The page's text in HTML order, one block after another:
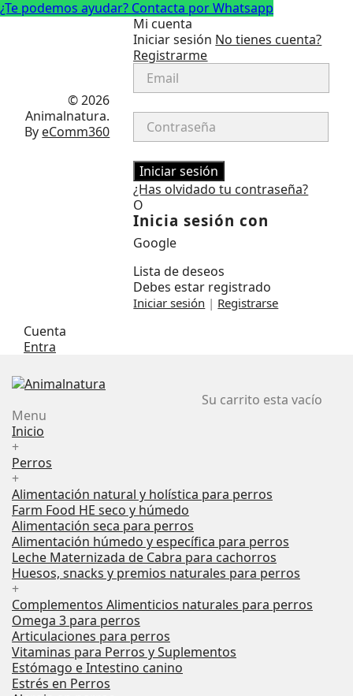
¿Te podemos ayudar? Contacta por Whatsapp
FacebookInstagram
© 2026
Animalnatura.
By eComm360
Mi cuenta
Iniciar sesión No tienes cuenta?
Registrarme
Iniciar sesión
¿Has olvidado tu contraseña?
O
Inicia sesión con
Google
Lista de deseos
Debes estar registrado
Iniciar sesión | Registrarse
Cuenta
Entra
Su carrito esta vacío
Menu
Inicio
+
Perros
+
Alimentación natural y holística para perros
Farm Food HE seco y húmedo
Alimentación seca para perros
Alimentación húmedo y específica para perros
Leche Maternizada de Cabra para cachorros
Huesos, snacks y premios naturales para perros
+
Complementos Alimenticios naturales para perros
Omega 3 para perros
Articulaciones para perros
Vitaminas para Perros y Suplementos
Estómago e Intestino canino
Estrés en Perros